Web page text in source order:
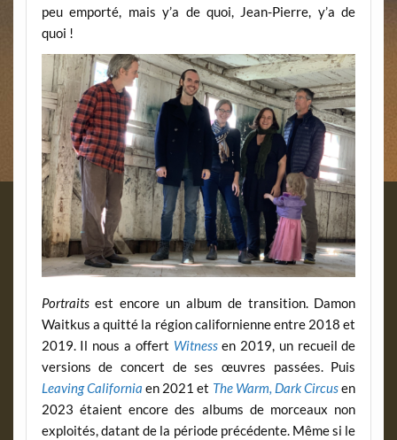
peu emporté, mais y’a de quoi, Jean-Pierre, y’a de
quoi !
Portraitsest encore un album de transition. Damon
Waitkus a quitté la région californienne entre 2018 et
2019. Il nous a offert Witnessen 2019, un recueil de
versions de concert de ses œuvres passées. Puis
Leaving California en 2021 et The Warm, Dark Circusen
2023 étaient encore des albums de morceaux non
exploités, datant de la période précédente. Même si le